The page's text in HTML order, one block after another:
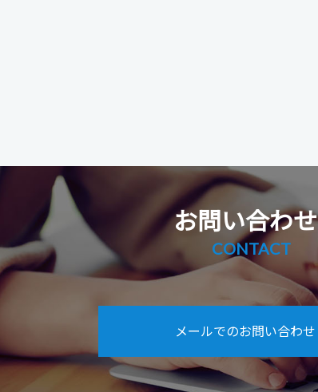
お問い合わせ
CONTACT
メールでのお問い合わせ